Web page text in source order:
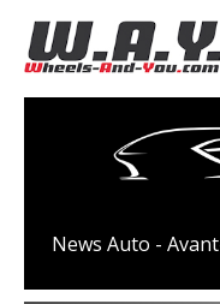
News Auto -